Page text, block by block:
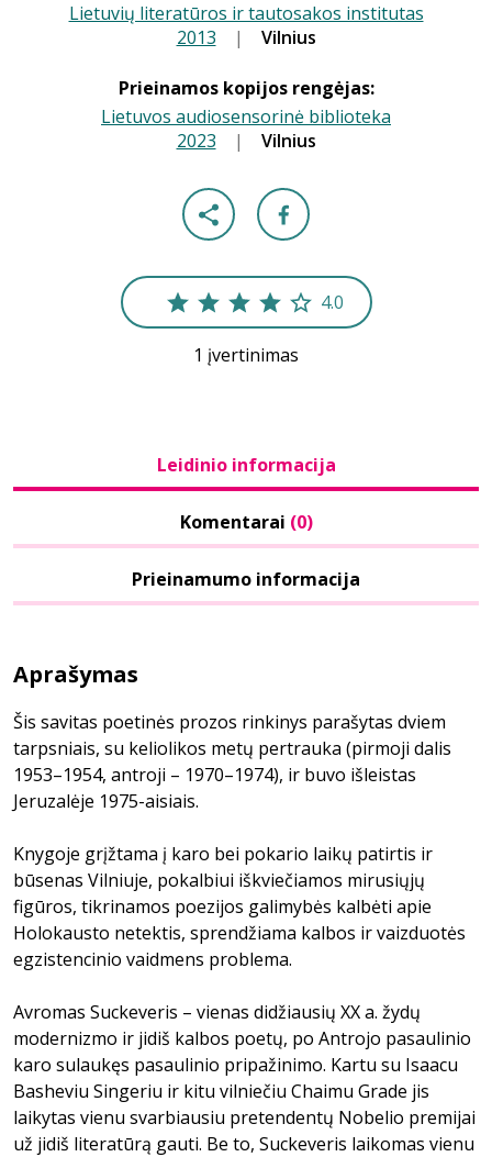
Lietuvių literatūros ir tautosakos institutas
2013 | Vilnius
Prieinamos kopijos rengėjas:
Lietuvos audiosensorinė biblioteka
2023 | Vilnius
4.0
1 įvertinimas
Leidinio informacija
Komentarai (0)
Prieinamumo informacija
Aprašymas
Šis savitas poetinės prozos rinkinys parašytas dviem
tarpsniais, su keliolikos metų pertrauka (pirmoji dalis
1953–1954, antroji – 1970–1974), ir buvo išleistas
Jeruzalėje 1975-aisiais.
Knygoje grįžtama į karo bei pokario laikų patirtis ir
būsenas Vilniuje, pokalbiui iškviečiamos mirusiųjų
figūros, tikrinamos poezijos galimybės kalbėti apie
Holokausto netektis, sprendžiama kalbos ir vaizduotės
egzistencinio vaidmens problema.
Avromas Suckeveris – vienas didžiausių XX a. žydų
modernizmo ir jidiš kalbos poetų, po Antrojo pasaulinio
karo sulaukęs pasaulinio pripažinimo. Kartu su Isaacu
Basheviu Singeriu ir kitu vilniečiu Chaimu Grade jis
laikytas vienu svarbiausiu pretendentų Nobelio premijai
už jidiš literatūrą gauti. Be to, Suckeveris laikomas vienu